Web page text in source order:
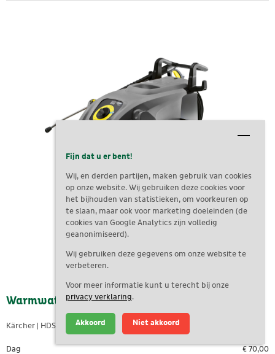
Fijn dat u er bent!
Wij, en derden partijen, maken gebruik van cookies
op onze website. Wij gebruiken deze cookies voor
het bijhouden van statistieken, om voorkeuren op
te slaan, maar ook voor marketing doeleinden (de
cookies van Google Analytics zijn volledig
geanonimiseerd).
Wij gebruiken deze gegevens om onze website te
verbeteren.
Voor meer informatie kunt u terecht bij onze
privacy verklaring.
Akkoord Niet akkoord
Warmwaterreiniger
Kärcher | HDS 6/14
Dag € 70,00